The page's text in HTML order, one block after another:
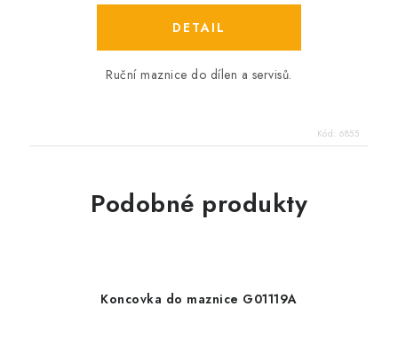
Ruční maznice do dílen a servisů.
Kód: 6855
Podobné produkty
Koncovka do maznice G01119A